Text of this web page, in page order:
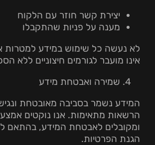
יצירת קשר חוזר עם הלקוח
מענה על פניות שהתקבלו
לא נעשה כל שימוש במידע למטרות
אינו מועבר לגורמים חיצוניים ללא
שמירה ואבטחת מידע
המידע נשמר בסביבה מאובטחת
הרשאות מתאימות. אנו נוקטים
ומקובלים לאבטחת המידע, בהתאם
הגנת הפרטיות.